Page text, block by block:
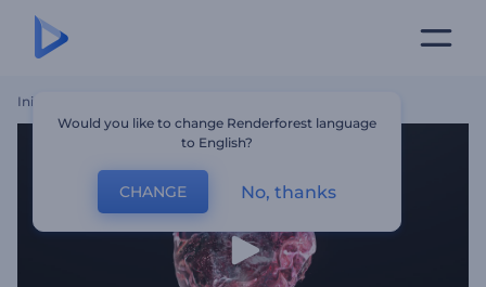
Inicio
Would you like to change Renderforest language
to English?
CHANGE No, thanks